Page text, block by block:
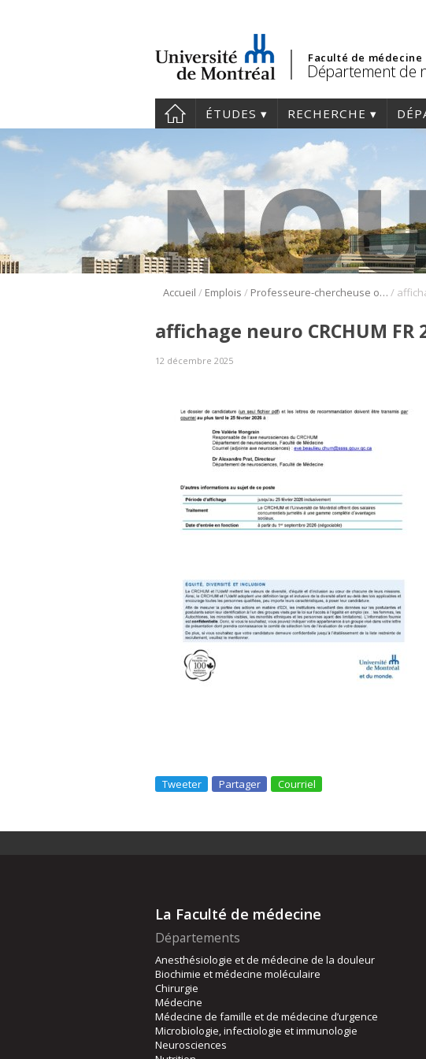
Faculté de médecine
Département de
ÉTUDES RECHERCHE
Accueil / Emplois / Professeure-chercheuse ou professeur-chercheur au rang d’adjoint ou d’agrégé en neurosciences reliées à la régénérescence neuronale, aux cellules souches et aux pathologies associées à la moelle épinière /
affichage neuro CRCHUM FR
12 décembre 2025
Tweeter Partager Courriel
La Faculté de médecine
Départements
Anesthésiologie et de médecine de la douleur
Biochimie et médecine moléculaire
Chirurgie
Médecine
Médecine de famille et de médecine d’urgence
Microbiologie, infectiologie et immunologie
Neurosciences